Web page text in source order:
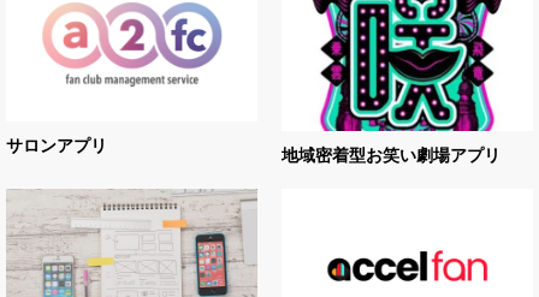
サロンアプリ 地域密着型お笑い劇場アプリ